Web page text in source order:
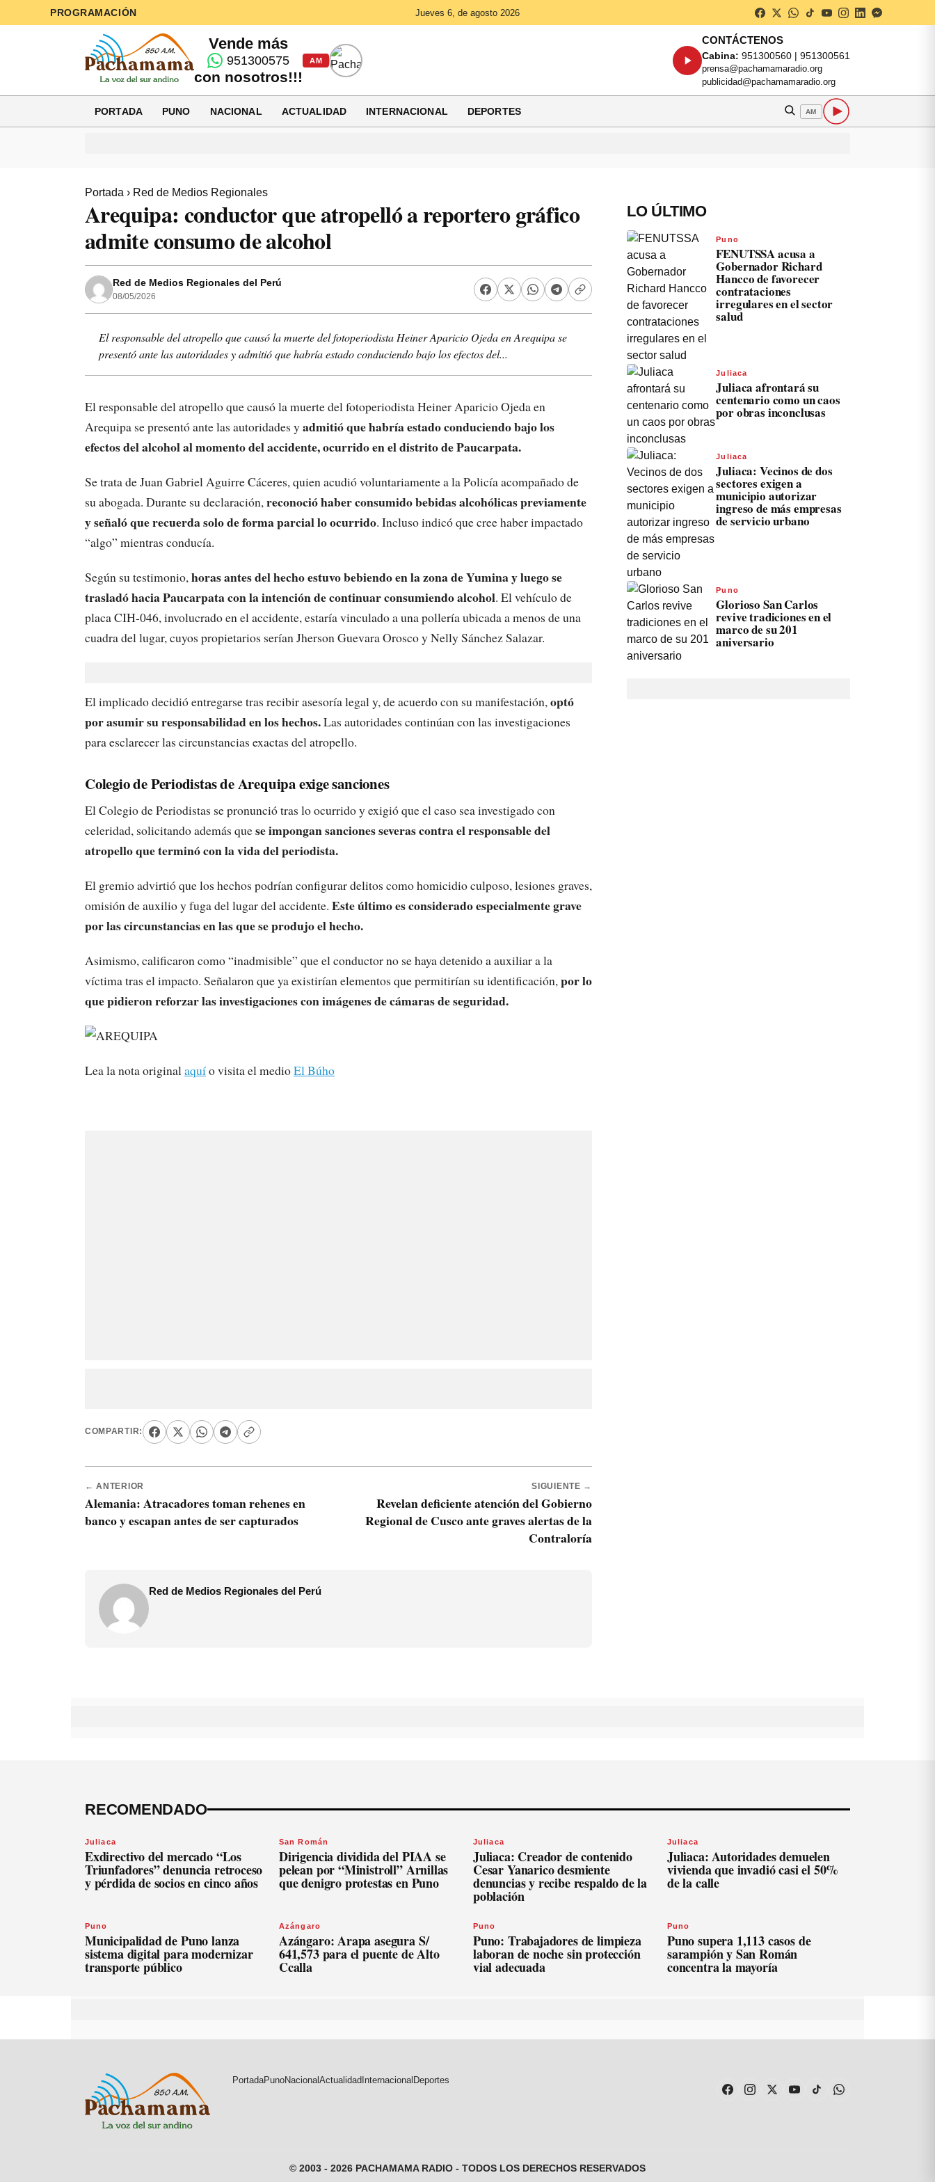
PROGRAMACIÓN Jueves 6, de agosto 2026
Vende más
951300575
con nosotros!!!
AM
CONTÁCTENOS
Cabina: 951300560 | 951300561
prensa@pachamamaradio.org
publicidad@pachamamaradio.org
PORTADA PUNO NACIONAL ACTUALIDAD INTERNACIONAL DEPORTES AM
Portada › Red de Medios Regionales
Arequipa: conductor que atropelló a reportero gráfico
admite consumo de alcohol
Red de Medios Regionales del Perú
08/05/2026
El responsable del atropello que causó la muerte del fotoperiodista Heiner Aparicio Ojeda en Arequipa se
presentó ante las autoridades y admitió que habría estado conduciendo bajo los efectos del...
El responsable del atropello que causó la muerte del fotoperiodista Heiner Aparicio Ojeda en
Arequipa se presentó ante las autoridades yadmitió que habría estado conduciendo bajo los
efectos del alcohol al momento del accidente, ocurrido en el distrito de Paucarpata.
Se trata de Juan Gabriel Aguirre Cáceres, quien acudió voluntariamente a la Policía acompañado de
su abogada. Durante su declaración,reconoció haber consumido bebidas alcohólicas previamente
y señaló que recuerda solo de forma parcial lo ocurrido. Incluso indicó que cree haber impactado
“algo” mientras conducía.
Según su testimonio,horas antes del hecho estuvo bebiendo en la zona de Yumina y luego se
trasladó hacia Paucarpata con la intención de continuar consumiendo alcohol. El vehículo de
placa CIH-046, involucrado en el accidente, estaría vinculado a una pollería ubicada a menos de una
cuadra del lugar, cuyos propietarios serían Jherson Guevara Orosco y Nelly Sánchez Salazar.
El implicado decidió entregarse tras recibir asesoría legal y, de acuerdo con su manifestación,optó
por asumir su responsabilidad en los hechos.Las autoridades continúan con las investigaciones
para esclarecer las circunstancias exactas del atropello.
Colegio de Periodistas de Arequipa exige sanciones
El Colegio de Periodistas se pronunció tras lo ocurrido y exigió que el caso sea investigado con
celeridad, solicitando además quese impongan sanciones severas contra el responsable del
atropello que terminó con la vida del periodista.
El gremio advirtió que los hechos podrían configurar delitos como homicidio culposo, lesiones graves,
omisión de auxilio y fuga del lugar del accidente. Este último es considerado especialmente grave
por las circunstancias en las que se produjo el hecho.
Asimismo, calificaron como “inadmisible” que el conductor no se haya detenido a auxiliar a la
víctima tras el impacto. Señalaron que ya existirían elementos que permitirían su identificación,por lo
que pidieron reforzar las investigaciones con imágenes de cámaras de seguridad.
Lea la nota originalaquío visita el medioEl Búho
COMPARTIR:
← ANTERIOR
Alemania: Atracadores toman rehenes en
banco y escapan antes de ser capturados
SIGUIENTE →
Revelan deficiente atención del Gobierno
Regional de Cusco ante graves alertas de la
Contraloría
Red de Medios Regionales del Perú
LO ÚLTIMO
Puno
FENUTSSA acusa a
Gobernador Richard
Hancco de favorecer
contrataciones
irregulares en el sector
salud
Juliaca
Juliaca afrontará su
centenario como un caos
por obras inconclusas
Juliaca
Juliaca: Vecinos de dos
sectores exigen a
municipio autorizar
ingreso de más empresas
de servicio urbano
Puno
Glorioso San Carlos
revive tradiciones en el
marco de su 201
aniversario
RECOMENDADO
Juliaca
Exdirectivo del mercado “Los
Triunfadores” denuncia retroceso
y pérdida de socios en cinco años
San Román
Dirigencia dividida del PIAA se
pelean por “Ministroll” Arnillas
que denigro protestas en Puno
Juliaca
Juliaca: Creador de contenido
Cesar Yanarico desmiente
denuncias y recibe respaldo de la
población
Juliaca
Juliaca: Autoridades demuelen
vivienda que invadió casi el 50%
de la calle
Puno
Municipalidad de Puno lanza
sistema digital para modernizar
transporte público
Azángaro
Azángaro: Arapa asegura S/
641,573 para el puente de Alto
Ccalla
Puno
Puno: Trabajadores de limpieza
laboran de noche sin protección
vial adecuada
Puno
Puno supera 1,113 casos de
sarampión y San Román
concentra la mayoría
PortadaPunoNacionalActualidadInternacionalDeportes
© 2003 - 2026 PACHAMAMA RADIO - TODOS LOS DERECHOS RESERVADOS